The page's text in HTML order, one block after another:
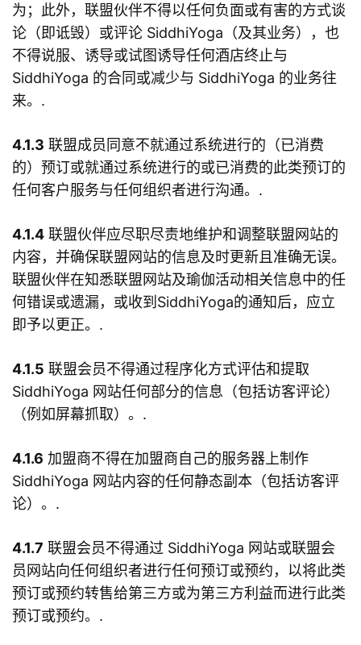
为；此外，联盟伙伴不得以任何负面或有害的方式谈
论（即诋毁）或评论 SiddhiYoga（及其业务），也
不得说服、诱导或试图诱导任何酒店终止与
SiddhiYoga 的合同或减少与 SiddhiYoga 的业务往
来。.
4.1.3 联盟成员同意不就通过系统进行的（已消费
的）预订或就通过系统进行的或已消费的此类预订的
任何客户服务与任何组织者进行沟通。.
4.1.4 联盟伙伴应尽职尽责地维护和调整联盟网站的
内容，并确保联盟网站的信息及时更新且准确无误。
联盟伙伴在知悉联盟网站及瑜伽活动相关信息中的任
何错误或遗漏，或收到SiddhiYoga的通知后，应立
即予以更正。.
4.1.5 联盟会员不得通过程序化方式评估和提取
SiddhiYoga 网站任何部分的信息（包括访客评论）
（例如屏幕抓取）。.
4.1.6 加盟商不得在加盟商自己的服务器上制作
SiddhiYoga 网站内容的任何静态副本（包括访客评
论）。.
4.1.7 联盟会员不得通过 SiddhiYoga 网站或联盟会
员网站向任何组织者进行任何预订或预约，以将此类
预订或预约转售给第三方或为第三方利益而进行此类
预订或预约。.